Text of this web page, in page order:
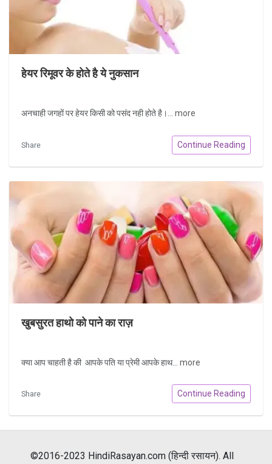
हेयर रिमूवर के होते है ये नुकसान
अनचाही जगहों पर हेयर किसी को पसंद नही होते है।... more
Share Continue Reading
खुबसुरत हाथो को पाने का राज़
क्या आप चाहती है की आपके पति या प्रेमी आपके हाथ... more
Share Continue Reading
©2016-2023 HindiRasayan.com (हिन्दी रसायन). All